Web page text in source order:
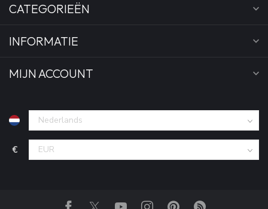
CATEGORIEËN
INFORMATIE
MIJN ACCOUNT
€